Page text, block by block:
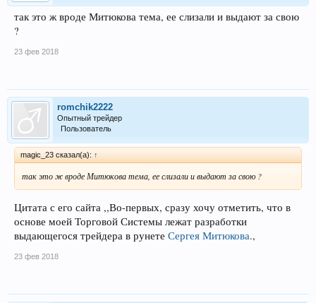
так это ж вроде Митюкова тема, ее слизали и выдают за свою
?
23 фев 2018
romchik2222
Опытный трейдер
Пользователь
magic_23 сказал(а): ↑
так это ж вроде Митюкова тема, ее слизали и выдают за свою ?
Цитата с его сайта ,,Во-первых, сразу хочу отметить, что в
основе моей Торговой Системы лежат разработки
выдающегося трейдера в рунете Сергея Митюкова.,
23 фев 2018